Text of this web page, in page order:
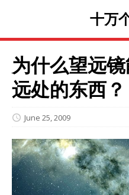
十万
为什么望远
远处的东西？
June 25, 2009